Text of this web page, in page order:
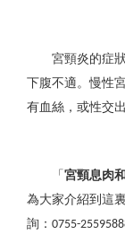
宮頸炎的症
下腹不適。慢性
有血絲，或性交
「 宮頸息肉
為大家介紹到這
詢： 0755-